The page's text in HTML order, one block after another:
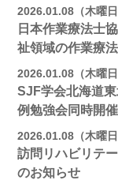
2026.01.08（木曜日
日本作業療法士
祉領域の作業療
2026.01.08（木曜日
SJF学会北海道
例勉強会同時開
2026.01.08（木曜日
訪問リハビリテ
のお知らせ